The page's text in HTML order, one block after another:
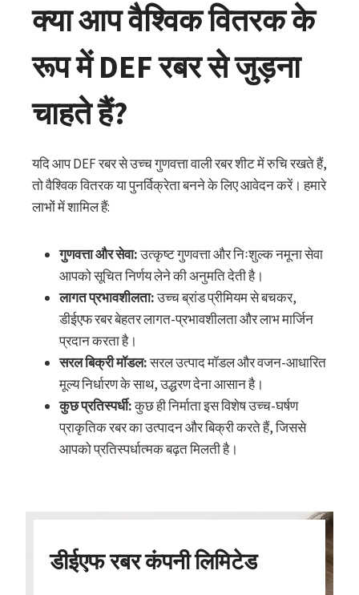
क्या आप वैश्विक वितरक के
रूप में DEF रबर से जुड़ना
चाहते हैं?
यदि आप DEF रबर से उच्च गुणवत्ता वाली रबर शीट में रुचि रखते हैं,
तो वैश्विक वितरक या पुनर्विक्रेता बनने के लिए आवेदन करें। हमारे
लाभों में शामिल हैं:
गुणवत्ता और सेवा:उत्कृष्ट गुणवत्ता और निःशुल्क नमूना सेवा
आपको सूचित निर्णय लेने की अनुमति देती है।
लागत प्रभावशीलता:उच्च ब्रांड प्रीमियम से बचकर,
डीईएफ रबर बेहतर लागत-प्रभावशीलता और लाभ मार्जिन
प्रदान करता है।
सरल बिक्री मॉडल:सरल उत्पाद मॉडल और वजन-आधारित
मूल्य निर्धारण के साथ, उद्धरण देना आसान है।
कुछ प्रतिस्पर्धी:कुछ ही निर्माता इस विशेष उच्च-घर्षण
प्राकृतिक रबर का उत्पादन और बिक्री करते हैं, जिससे
आपको प्रतिस्पर्धात्मक बढ़त मिलती है।
डीईएफ रबर कंपनी लिमिटेड